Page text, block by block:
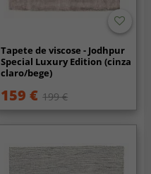
Tapete de viscose - Jodhpur
Special Luxury Edition (cinza
claro/bege)
159 € 199 €